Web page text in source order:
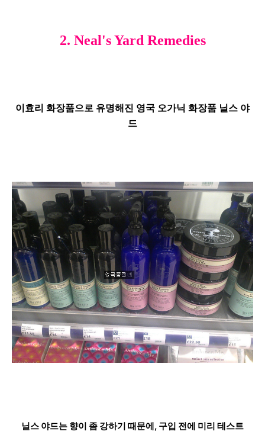
2. Neal's Yard Remedies
이효리 화장품으로 유명해진 영국 오가닉 화장품 닐스 야
드
닐스 야드는 향이 좀 강하기 때문에, 구입 전에 미리 테스트